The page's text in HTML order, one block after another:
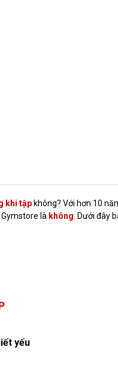
khi tập không? Với hơn 10
là không . Dưới đây
yếu